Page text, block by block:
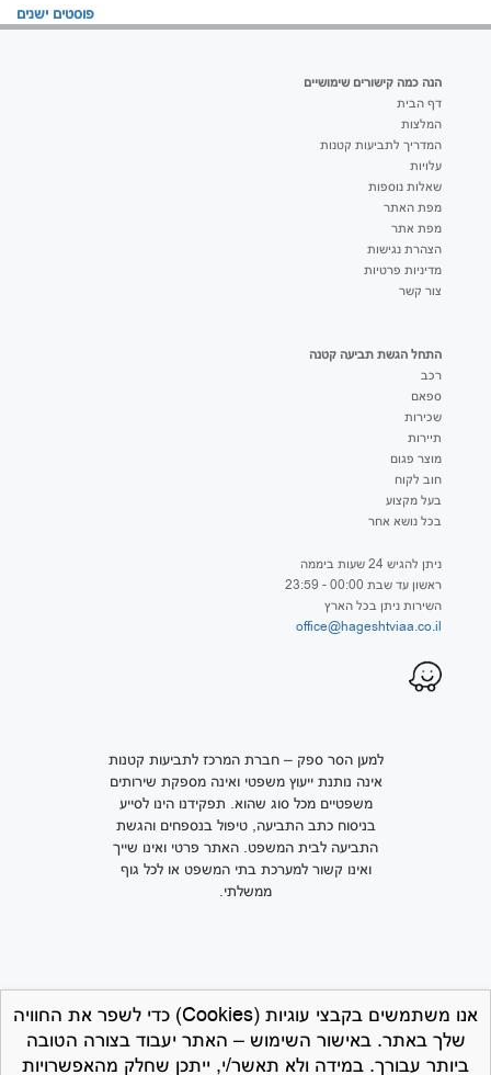
אנו משתמשים בקבצי עוגיות (Cookies) כדי לשפר את החוויה
שלך באתר. באישור השימוש – האתר יעבוד בצורה הטובה
ביותר עבורך. במידה ולא תאשר/י, ייתכן שחלק מהאפשרויות
פוסטים ישנים
הנה כמה קישורים שימושיים
דף הבית
המלצות
המדריך לתביעות קטנות
עלויות
שאלות נוספות
מפת האתר
מפת אתר
הצהרת נגישות
מדיניות פרטיות
צור קשר
התחל הגשת תביעה קטנה
רכב
ספאם
שכירות
תיירות
מוצר פגום
חוב לקוח
בעל מקצוע
בכל נושא אחר
ניתן להגיש 24 שעות ביממה
ראשון עד שבת 00:00 - 23:59
השירות ניתן בכל הארץ
office@hageshtviaa.co.il
למען הסר ספק – חברת המרכז לתביעות קטנות
אינה נותנת ייעוץ משפטי ואינה מספקת שירותים
משפטיים מכל סוג שהוא. תפקידנו הינו לסייע
בניסוח כתב התביעה, טיפול בנספחים והגשת
התביעה לבית המשפט. האתר פרטי ואינו שייך
ואינו קשור למערכת בתי המשפט או לכל גוף
ממשלתי.